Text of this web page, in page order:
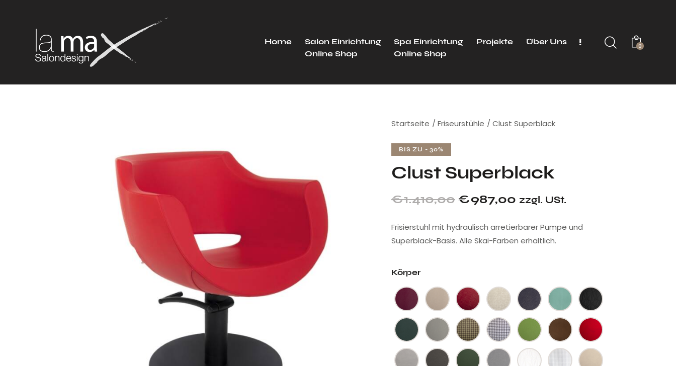
Home
Salon Einrichtung
Online Shop
Spa Einrichtung
Online Shop
Projekte Über Uns 0
Startseite Friseurstühle Clust Superblack
BIS ZU - 30%
Clust Superblack
€1.410,00 €987,00 zzgl. USt.
Frisierstuhl mit hydraulisch arretierbarer Pumpe und
Superblack-Basis. Alle Skai-Farben erhältlich.
Körper